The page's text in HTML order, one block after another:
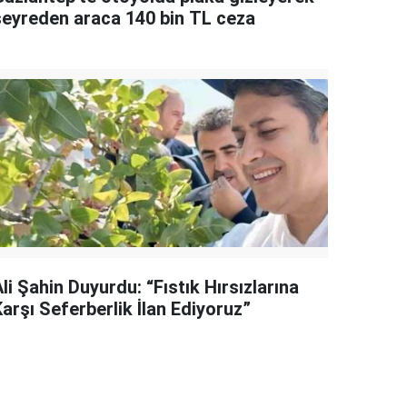
araca 140 bin TL ceza
Şahin Duyurdu: “Fıstık Hırsızlarına
Seferberlik İlan Ediyoruz”